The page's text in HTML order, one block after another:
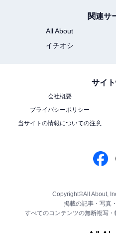
関連サ
All About
イチオシ
サイ
会社概要
プライバシーポリシー
当サイトの情報についての注意
Copyright©All About,
掲載の記事・写真
すべてのコンテンツの無断複写・